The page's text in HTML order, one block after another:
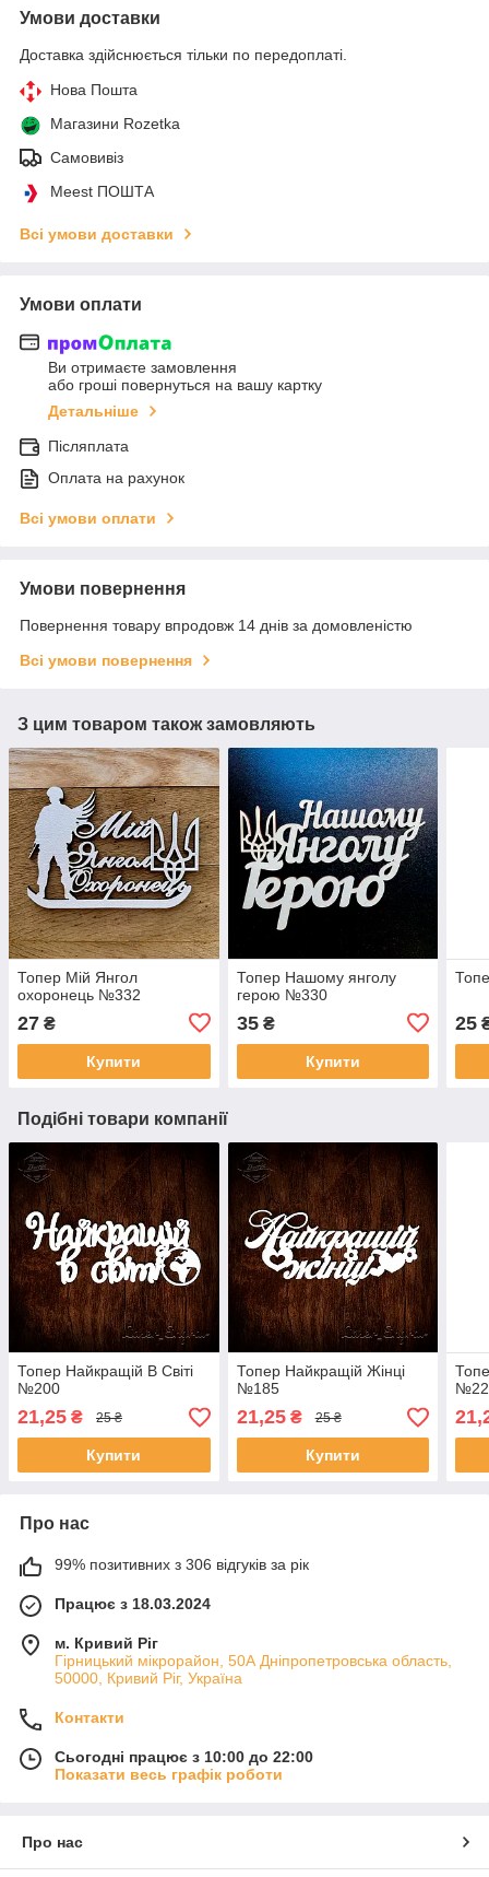
Умови доставки
Доставка здійснюється тільки по передоплаті.
Нова Пошта
Магазини Rozetka
Самовивіз
Meest ПОШТА
Всі умови доставки
Умови оплати
Ви отримаєте замовлення
або гроші повернуться на вашу картку
Детальніше
Післяплата
Оплата на рахунок
Всі умови оплати
Умови повернення
Повернення товару впродовж 14 днів за домовленістю
Всі умови повернення
З цим товаром також замовляють
Топер Мій Янгол
охоронець №332
27 ₴
Купити
Топер Нашому янголу
герою №330
35₴
Купити
25
Подібні товари компанії
Топер Найкращій В Світі
№200
21,25 ₴ 25 ₴
Купити
Топер Найкращій Жінці
№185
21,25₴ 25 ₴
Купити
Про нас
99% позитивних з 306 відгуків за рік
Працює з 18.03.2024
м. Кривий Ріг
Гірницький мікрорайон, 50А Дніпропетровська область,
50000, Кривий Ріг, Україна
Контакти
Сьогодні працює з 10:00 до 22:00
Показати весь графік роботи
Про нас